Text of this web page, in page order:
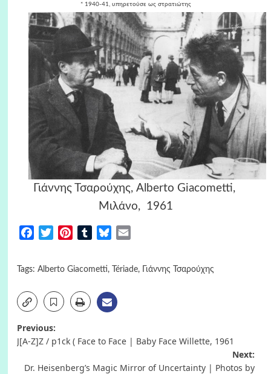
* 1940-41, υπηρετούσε ως στρατιώτης
Γιάννης Τσαρούχης, Alberto Giacometti,
Μιλάνο, 1961
FacebookTwitterPinterestTumblrBluesky
Tags: Alberto Giacometti, Tériade, Γιάννης Τσαρούχης
Post
Previous:
J[A-Z]Z / p1ck ( Face to Face | Baby Face Willette, 1961
Next:
Dr. Heisenberg’s Magic Mirror of Uncertainty | Photos by